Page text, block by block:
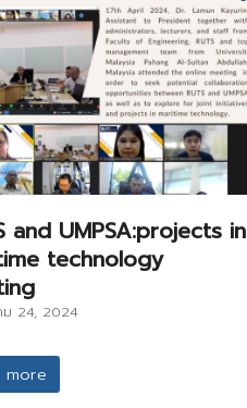
and UMPSA:projects in
technology
24, 2024
more